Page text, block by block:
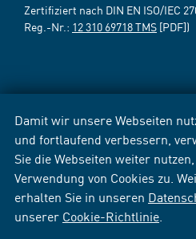
Damit wir unsere Webseiten
und fortlaufend verbessern,
Sie die Webseiten weiter
Verwendung von Cookies zu.
erhalten Sie in unseren
unserer Cookie-Richtlinie
Zertifiziert nach DIN EN ISO/IEC
Reg.-Nr.: 12 310 69718 TMS [PDF])